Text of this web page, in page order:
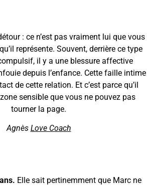
: ce n’est pas vraiment lui que vous
représente. Souvent, derrière ce type
il y a une blessure affective
depuis l’enfance. Cette faille intime
de cette relation. Et c’est parce qu’il
sensible que vous ne pouvez pas
tourner la page.
Agnès Love Coach
Elle sait pertinemment que Marc ne